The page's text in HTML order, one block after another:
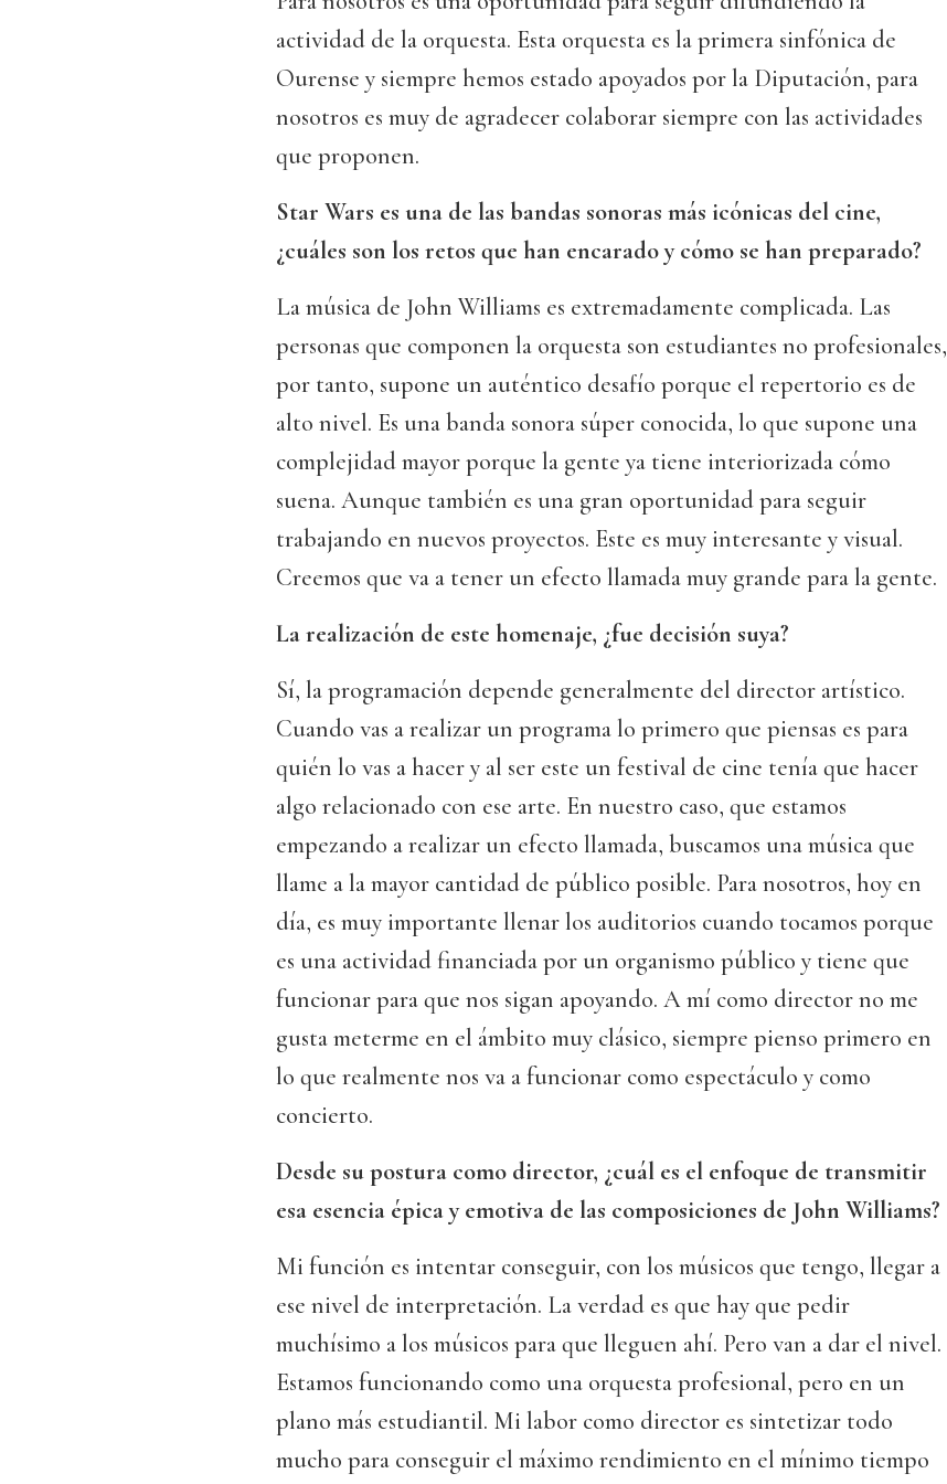
actividad de la orquesta. Esta orquesta es la primera sinfónica de
Ourense y siempre hemos estado apoyados por la Diputación, para
nosotros es muy de agradecer colaborar siempre con las actividades
que proponen.
Star Wars es una de las bandas sonoras más icónicas del cine,
¿cuáles son los retos que han encarado y cómo se han preparado?
La música de John Williams es extremadamente complicada. Las
personas que componen la orquesta son estudiantes no profesionales,
por tanto, supone un auténtico desafío porque el repertorio es de
alto nivel. Es una banda sonora súper conocida, lo que supone una
complejidad mayor porque la gente ya tiene interiorizada cómo
suena. Aunque también es una gran oportunidad para seguir
trabajando en nuevos proyectos. Este es muy interesante y visual.
Creemos que va a tener un efecto llamada muy grande para la gente.
La realización de este homenaje, ¿fue decisión suya?
Sí, la programación depende generalmente del director artístico.
Cuando vas a realizar un programa lo primero que piensas es para
quién lo vas a hacer y al ser este un festival de cine tenía que hacer
algo relacionado con ese arte. En nuestro caso, que estamos
empezando a realizar un efecto llamada, buscamos una música que
llame a la mayor cantidad de público posible. Para nosotros, hoy en
día, es muy importante llenar los auditorios cuando tocamos porque
es una actividad financiada por un organismo público y tiene que
funcionar para que nos sigan apoyando. A mí como director no me
gusta meterme en el ámbito muy clásico, siempre pienso primero en
lo que realmente nos va a funcionar como espectáculo y como
concierto.
Desde su postura como director, ¿cuál es el enfoque de transmitir
esa esencia épica y emotiva de las composiciones de John Williams?
Mi función es intentar conseguir, con los músicos que tengo, llegar a
ese nivel de interpretación. La verdad es que hay que pedir
muchísimo a los músicos para que lleguen ahí. Pero van a dar el nivel.
Estamos funcionando como una orquesta profesional, pero en un
plano más estudiantil. Mi labor como director es sintetizar todo
mucho para conseguir el máximo rendimiento en el mínimo tiempo